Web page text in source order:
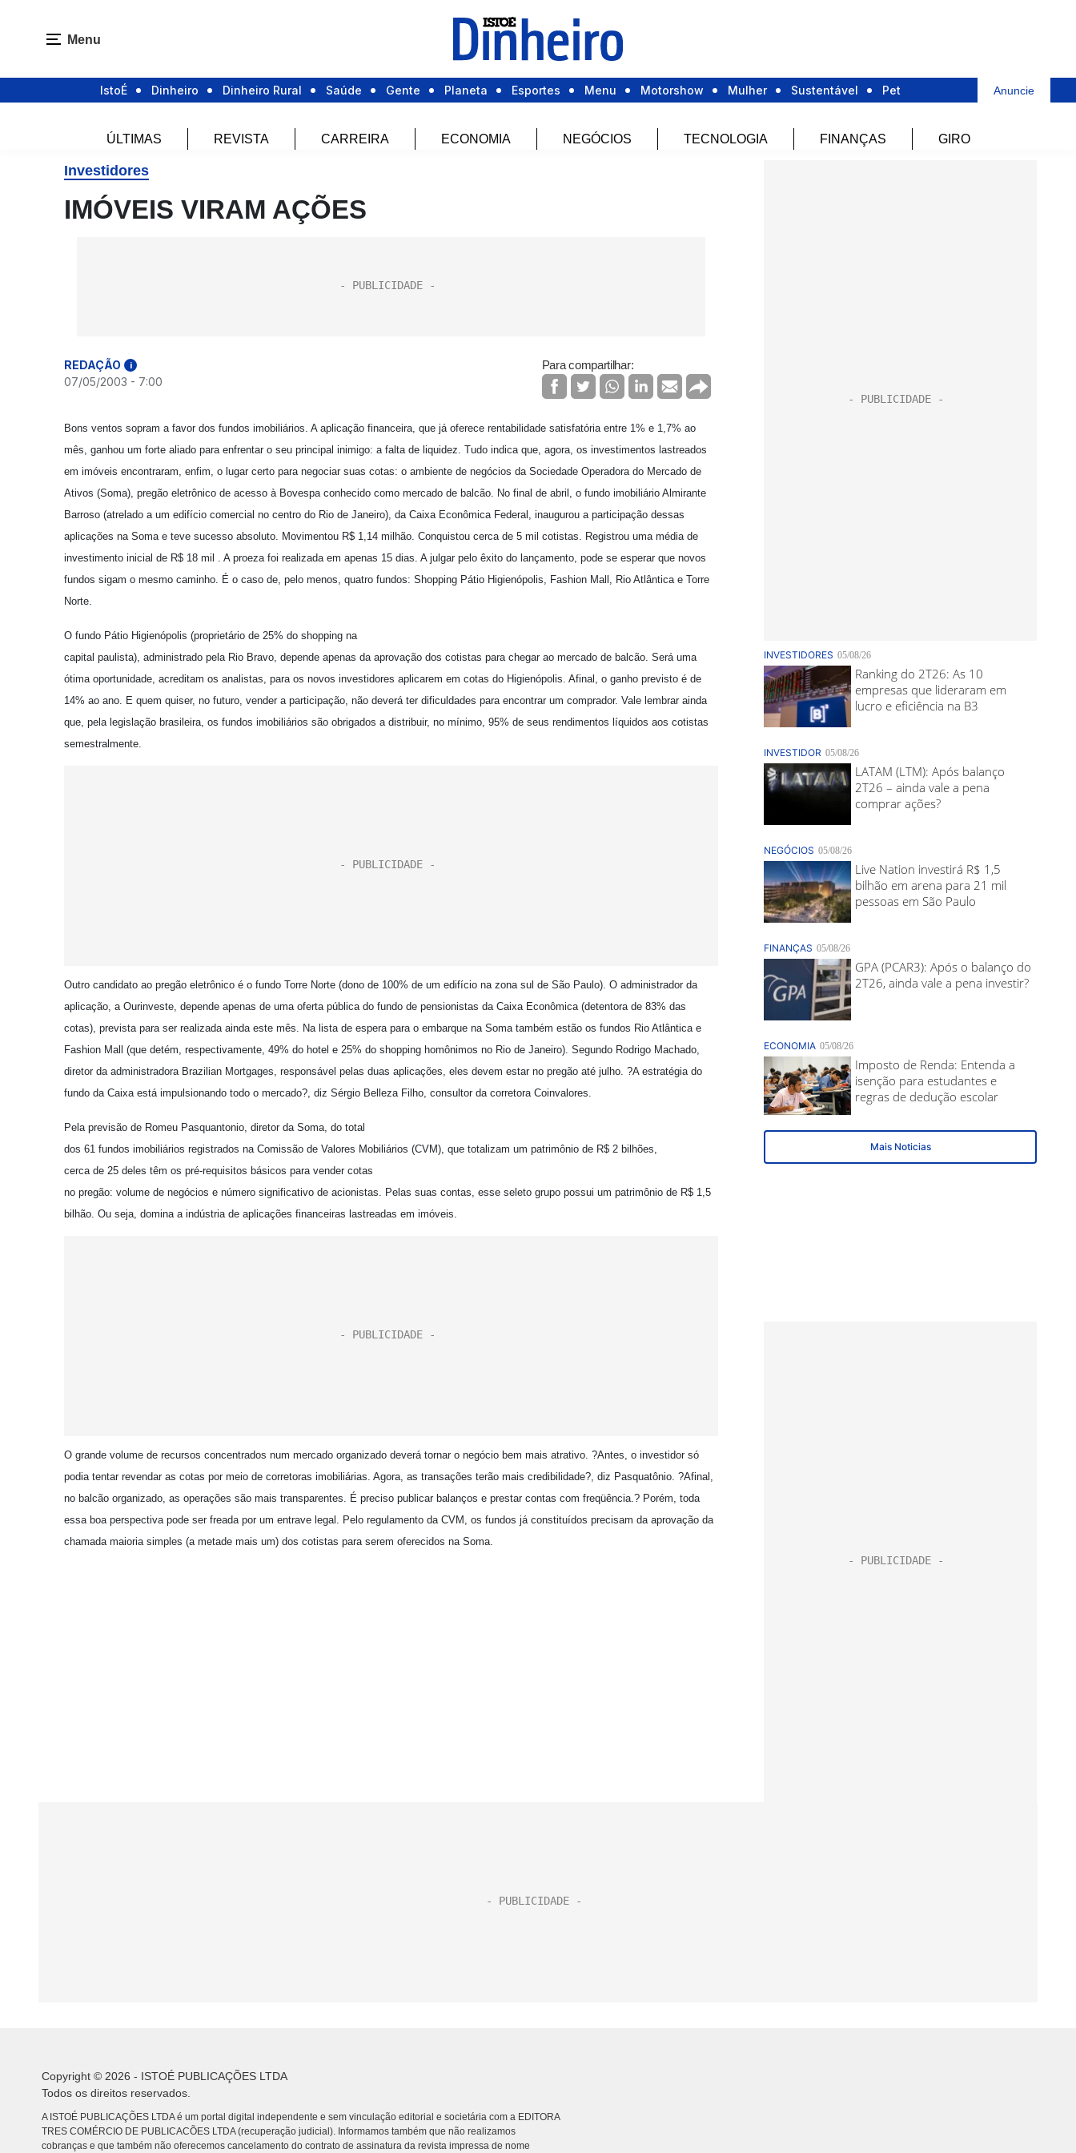
Menu
IstoÉ Dinheiro Dinheiro Rural Saúde Gente Planeta Esportes Menu Motorshow Mulher Sustentável Pet Anuncie
ÚLTIMAS REVISTA CARREIRA ECONOMIA NEGÓCIOS TECNOLOGIA FINANÇAS GIRO
Investidores
IMÓVEIS VIRAM AÇÕES
REDAÇÃO i
07/05/2003 - 7:00
Para compartilhar:
Bons ventos sopram a favor dos fundos imobiliários. A aplicação financeira, que já oferece rentabilidade satisfatória entre 1% e 1,7% ao
mês, ganhou um forte aliado para enfrentar o seu principal inimigo: a falta de liquidez. Tudo indica que, agora, os investimentos lastreados
em imóveis encontraram, enfim, o lugar certo para negociar suas cotas: o ambiente de negócios da Sociedade Operadora do Mercado de
Ativos (Soma), pregão eletrônico de acesso à Bovespa conhecido como mercado de balcão. No final de abril, o fundo imobiliário Almirante
Barroso (atrelado a um edifício comercial no centro do Rio de Janeiro), da Caixa Econômica Federal, inaugurou a participação dessas
aplicações na Soma e teve sucesso absoluto. Movimentou R$ 1,14 milhão. Conquistou cerca de 5 mil cotistas. Registrou uma média de
investimento inicial de R$ 18 mil . A proeza foi realizada em apenas 15 dias. A julgar pelo êxito do lançamento, pode se esperar que novos
fundos sigam o mesmo caminho. É o caso de, pelo menos, quatro fundos: Shopping Pátio Higienópolis, Fashion Mall, Rio Atlântica e Torre
Norte.
O fundo Pátio Higienópolis (proprietário de 25% do shopping na
capital paulista), administrado pela Rio Bravo, depende apenas da aprovação dos cotistas para chegar ao mercado de balcão. Será uma
ótima oportunidade, acreditam os analistas, para os novos investidores aplicarem em cotas do Higienópolis. Afinal, o ganho previsto é de
14% ao ano. E quem quiser, no futuro, vender a participação, não deverá ter dificuldades para encontrar um comprador. Vale lembrar ainda
que, pela legislação brasileira, os fundos imobiliários são obrigados a distribuir, no mínimo, 95% de seus rendimentos líquidos aos cotistas
semestralmente.
Outro candidato ao pregão eletrônico é o fundo Torre Norte (dono de 100% de um edifício na zona sul de São Paulo). O administrador da
aplicação, a Ourinveste, depende apenas de uma oferta pública do fundo de pensionistas da Caixa Econômica (detentora de 83% das
cotas), prevista para ser realizada ainda este mês. Na lista de espera para o embarque na Soma também estão os fundos Rio Atlântica e
Fashion Mall (que detém, respectivamente, 49% do hotel e 25% do shopping homônimos no Rio de Janeiro). Segundo Rodrigo Machado,
diretor da administradora Brazilian Mortgages, responsável pelas duas aplicações, eles devem estar no pregão até julho. ?A estratégia do
fundo da Caixa está impulsionando todo o mercado?, diz Sérgio Belleza Filho, consultor da corretora Coinvalores.
Pela previsão de Romeu Pasquantonio, diretor da Soma, do total
dos 61 fundos imobiliários registrados na Comissão de Valores Mobiliários (CVM), que totalizam um patrimônio de R$ 2 bilhões,
cerca de 25 deles têm os pré-requisitos básicos para vender cotas
no pregão: volume de negócios e número significativo de acionistas. Pelas suas contas, esse seleto grupo possui um patrimônio de R$ 1,5
bilhão. Ou seja, domina a indústria de aplicações financeiras lastreadas em imóveis.
O grande volume de recursos concentrados num mercado organizado deverá tornar o negócio bem mais atrativo. ?Antes, o investidor só
podia tentar revendar as cotas por meio de corretoras imobiliárias. Agora, as transações terão mais credibilidade?, diz Pasquatônio. ?Afinal,
no balcão organizado, as operações são mais transparentes. É preciso publicar balanços e prestar contas com freqüência.? Porém, toda
essa boa perspectiva pode ser freada por um entrave legal. Pelo regulamento da CVM, os fundos já constituídos precisam da aprovação da
chamada maioria simples (a metade mais um) dos cotistas para serem oferecidos na Soma.
Copyright © 2026 - ISTOÉ PUBLICAÇÕES LTDA
Todos os direitos reservados.
A ISTOÉ PUBLICAÇÕES LTDA é um portal digital independente e sem vinculação editorial e societária com a EDITORA
TRES COMÉRCIO DE PUBLICACÕES LTDA (recuperação judicial). Informamos também que não realizamos
cobranças e que também não oferecemos cancelamento do contrato de assinatura da revista impressa de nome